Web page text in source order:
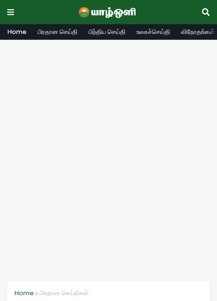
Home பிரதான செய்தி பிந்திய செய்தி உலகச்செய்தி விநோதங்கள்
Home பிரதான செய்திகள்